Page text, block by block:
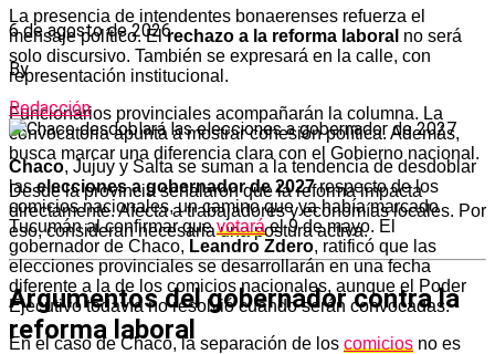
La presencia de intendentes bonaerenses refuerza el
mensaje político. Elrechazo a la reforma laboral no será
solo discursivo. También se expresará en la calle, con
representación institucional.
Funcionarios provinciales acompañarán la columna. La
convocatoria apunta a mostrar cohesión política. Además,
busca marcar una diferencia clara con el Gobierno nacional.
Desde la provincia señalaron que la reforma impacta
directamente. Afecta a trabajadores y economías locales. Por
eso, consideran necesaria una postura activa.
Argumentos del gobernador contra la
reforma laboral
6 de agosto de 2026
By
Redacción
Chaco, Jujuy y Salta se suman a la tendencia de desdoblar
laselecciones a gobernador de 2027respecto de los
comicios nacionales, un camino que ya había marcado
Tucumán al confirmar quevotaráel 9 de mayo. El
gobernador de Chaco, Leandro Zdero, ratificó que las
elecciones provinciales se desarrollarán en una fecha
diferente a la de los comicios nacionales, aunque el Poder
Ejecutivo todavía no resolvió cuándo serán convocadas.
En el caso de Chaco, la separación de los comicios no es